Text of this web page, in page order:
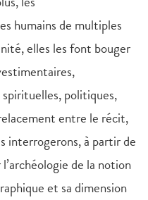
humains de multiples
elles les font bouger
politiques,
entre le récit,
interrogerons, à partir de
de la notion
et sa dimension